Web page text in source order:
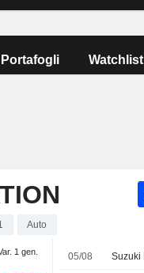
Portafogli Watchlist
Auto
1 gen. 05/08